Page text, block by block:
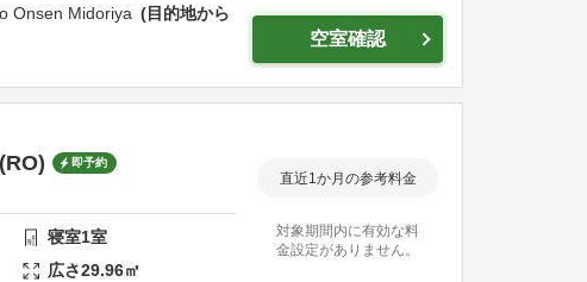
Onsen Midoriya
目的地から
空室確認
即予約
寝室1室
広さ29.96㎡
直近1か月の参考料金
対象期間内に有効な料
金設定がありません。